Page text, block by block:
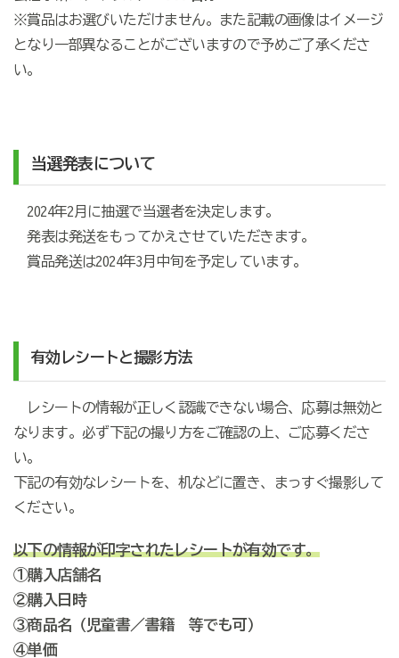
※賞品はお選びいただけません。また記載の画像はイメージ
となり一部異なることがございますので予めご了承くださ
い。
当選発表について
2024年2月に抽選で当選者を決定します。
発表は発送をもってかえさせていただきます。
賞品発送は2024年3月中旬を予定しています。
有効レシートと撮影方法
レシートの情報が正しく認識できない場合、応募は無効と
なります。必ず下記の撮り方をご確認の上、ご応募くださ
い。
下記の有効なレシートを、机などに置き、まっすぐ撮影して
ください。
以下の情報が印字されたレシートが有効です。
①購入店舗名
②購入日時
③商品名（児童書／書籍 等でも可）
④単価